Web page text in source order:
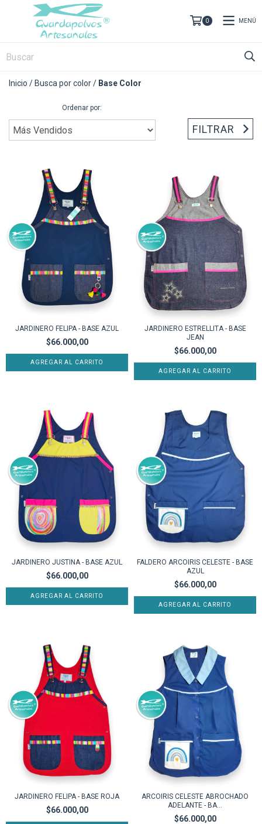
0 MENÚ
Inicio / Busca por color/ Base Color
Ordenar por:
FILTRAR
JARDINERO FELIPA - BASE AZUL
$66.000,00
AGREGAR AL CARRITO
JARDINERO ESTRELLITA - BASE
JEAN
$66.000,00
AGREGAR AL CARRITO
JARDINERO JUSTINA - BASE AZUL
$66.000,00
AGREGAR AL CARRITO
FALDERO ARCOIRIS CELESTE - BASE
AZUL
$66.000,00
AGREGAR AL CARRITO
JARDINERO FELIPA - BASE ROJA
$66.000,00
ARCOIRIS CELESTE ABROCHADO
ADELANTE - BA...
$66.000,00